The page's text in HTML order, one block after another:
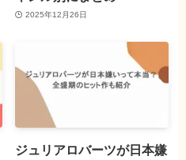
2025年12月26日
ジュリアロバーツが日本嫌